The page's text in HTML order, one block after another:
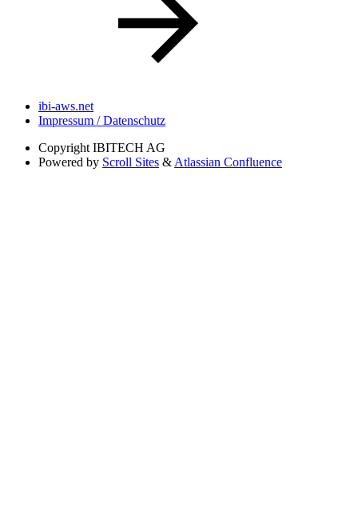
ibi-aws.net
Impressum / Datenschutz
Copyright IBITECH AG
Powered by Scroll Sites & Atlassian Confluence